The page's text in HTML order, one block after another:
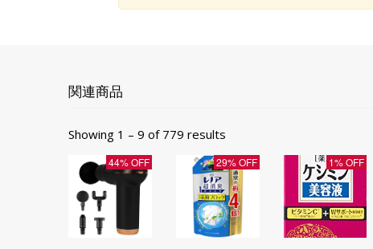
関連商品
Showing 1 – 9 of 779 results
44% OFF 29% OFF 1% OFF